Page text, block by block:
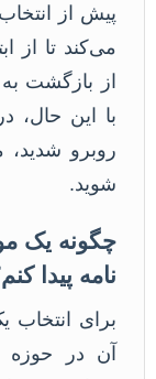
پیش از
می‌کند تا از
از بازگشت به
با این حال،
روبرو شدید،
شوید.
چگونه یک
نامه پیدا
برای انتخاب
آن در حوزه